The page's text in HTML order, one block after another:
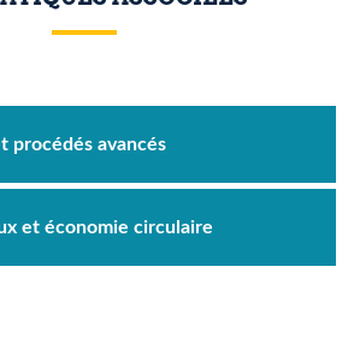
procédés avancés
et économie circulaire